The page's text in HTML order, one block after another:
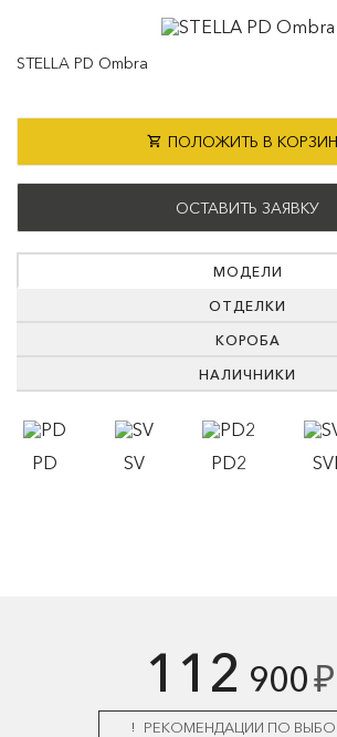
STELLA PD Ombra
ПОЛОЖИТЬ В
ОСТАВИТЬ ЗАЯВКУ
МОДЕЛИ
ОТДЕЛКИ
КОРОБА
НАЛИЧНИКИ
PD SV PD2
112 900₽
РЕКОМЕНДАЦИИ ПО